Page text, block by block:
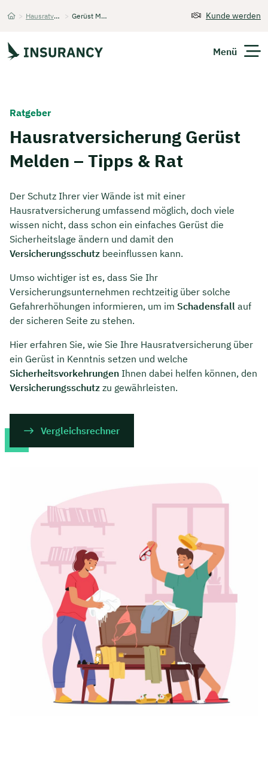
> Hausratversicherung > Gerüst Melden Kunde werden
Menü
Finanzen
Über Uns
Kontakt
Ratgeber
Hausratversicherung Gerüst
Melden – Tipps & Rat
Der Schutz Ihrer vier Wände ist mit einer
Hausratversicherung umfassend möglich, doch viele
wissen nicht, dass schon ein einfaches Gerüst die
Sicherheitslage ändern und damit den
Versicherungsschutz beeinflussen kann.
Umso wichtiger ist es, dass Sie Ihr
Versicherungsunternehmen rechtzeitig über solche
Gefahrerhöhungen informieren, um im Schadensfall auf
der sicheren Seite zu stehen.
Hier erfahren Sie, wie Sie Ihre Hausratversicherung über
ein Gerüst in Kenntnis setzen und welche
Sicherheitsvorkehrungen Ihnen dabei helfen können, den
Versicherungsschutz zu gewährleisten.
Vergleichsrechner